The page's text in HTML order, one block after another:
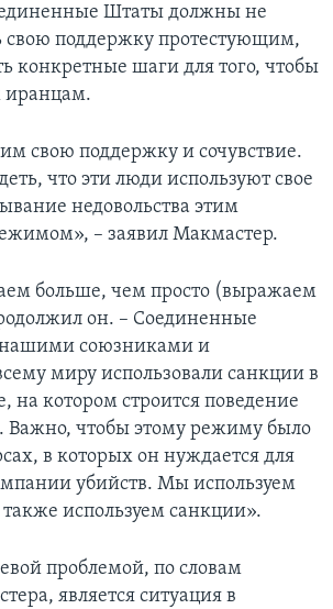
Штаты должны не
свою поддержку протестующим,
конкретные шаги для того, чтобы
иранцам.
свою поддержку и сочувствие.
что эти люди используют свое
недовольства этим
– заявил Макмастер.
больше, чем просто (выражаем
он. – Соединенные
союзниками и
миру использовали санкции в
на котором строится поведение
Важно, чтобы этому режиму было
в которых он нуждается для
убийств. Мы используем
используем санкции».
проблемой, по словам
является ситуация в